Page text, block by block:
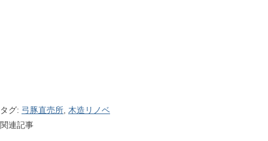
タグ: 弓豚直売所 木造リノベ
関連記事